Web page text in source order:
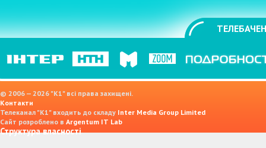
© 2006 — 2026 "K1" всі права захищені.
Контакти
Телеканал "К1" входить до складу Inter Media Group Limited
Сайт розроблено в Argentum IT Lab
Структура власності